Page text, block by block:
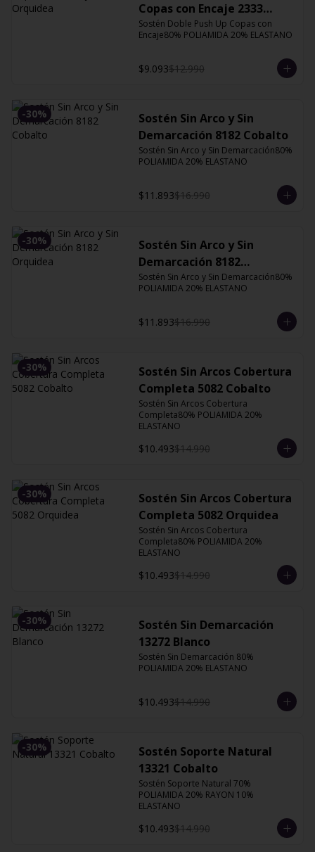
Copas con Encaje 2333
Orquidea
Sostén Doble Push Up Copas con
Encaje80% POLIAMIDA 20% ELASTANO
$9.093$12.990
-30%
Sostén Sin Arco y Sin
Demarcación 8182 Cobalto
Sostén Sin Arco y Sin Demarcación80%
POLIAMIDA 20% ELASTANO
$11.893$16.990
-30%
Sostén Sin Arco y Sin
Demarcación 8182
Orquidea
Sostén Sin Arco y Sin Demarcación80%
POLIAMIDA 20% ELASTANO
$11.893$16.990
-30%
Sostén Sin Arcos Cobertura
Completa 5082 Cobalto
Sostén Sin Arcos Cobertura
Completa80% POLIAMIDA 20%
ELASTANO
$10.493$14.990
-30%
Sostén Sin Arcos Cobertura
Completa 5082 Orquidea
Sostén Sin Arcos Cobertura
Completa80% POLIAMIDA 20%
ELASTANO
$10.493$14.990
-30%
Sostén Sin Demarcación
13272 Blanco
Sostén Sin Demarcación 80%
POLIAMIDA 20% ELASTANO
$10.493$14.990
-30%
Sostén Soporte Natural
13321 Cobalto
Sostén Soporte Natural 70%
POLIAMIDA 20% RAYON 10%
ELASTANO
$10.493$14.990